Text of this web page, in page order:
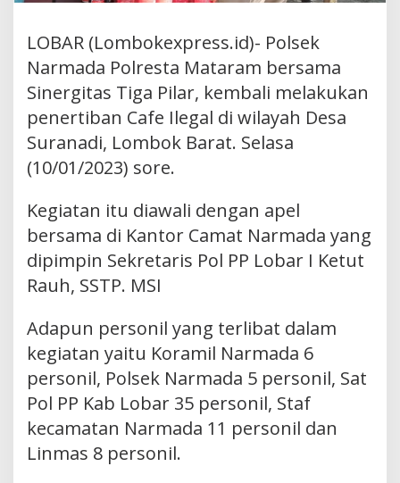
LOBAR (Lombokexpress.id)- Polsek
Narmada Polresta Mataram bersama
Sinergitas Tiga Pilar, kembali melakukan
penertiban Cafe Ilegal di wilayah Desa
Suranadi, Lombok Barat. Selasa
(10/01/2023) sore.
Kegiatan itu diawali dengan apel
bersama di Kantor Camat Narmada yang
dipimpin Sekretaris Pol PP Lobar I Ketut
Rauh, SSTP. MSI
Adapun personil yang terlibat dalam
kegiatan yaitu Koramil Narmada 6
personil, Polsek Narmada 5 personil, Sat
Pol PP Kab Lobar 35 personil, Staf
kecamatan Narmada 11 personil dan
Linmas 8 personil.